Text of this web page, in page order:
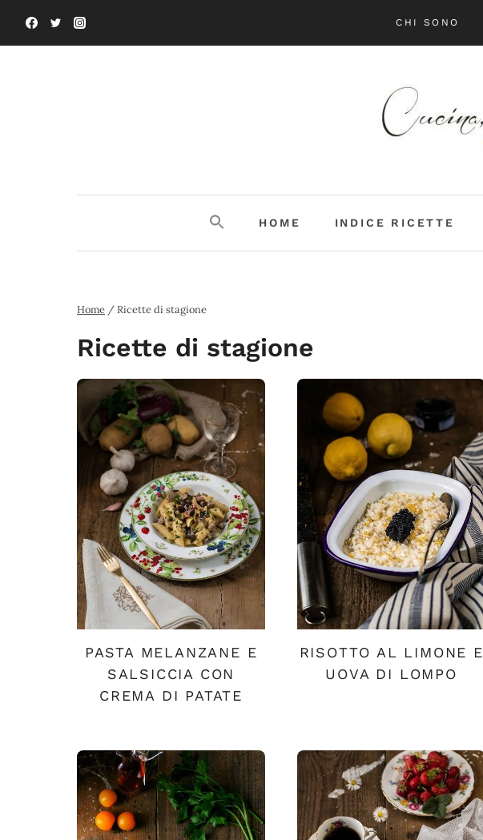
CHI SONO
HOME INDICE RICETTE
Home /Ricette di stagione
Ricette di stagione
PASTA MELANZANE E
SALSICCIA CON
CREMA DI PATATE
RISOTTO AL LIMONE E
UOVA DI LOMPO